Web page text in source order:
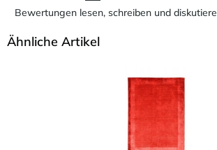
Bewertungen lesen, schreiben und
Ähnliche Artikel